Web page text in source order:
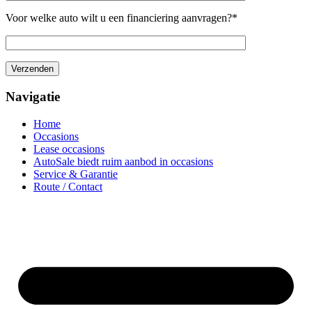
Voor welke auto wilt u een financiering aanvragen?*
Navigatie
Home
Occasions
Lease occasions
AutoSale biedt ruim aanbod in occasions
Service & Garantie
Route / Contact